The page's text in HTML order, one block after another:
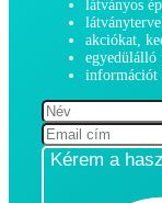
látványos
akciókat,
egyedülálló
információt
Kérem a